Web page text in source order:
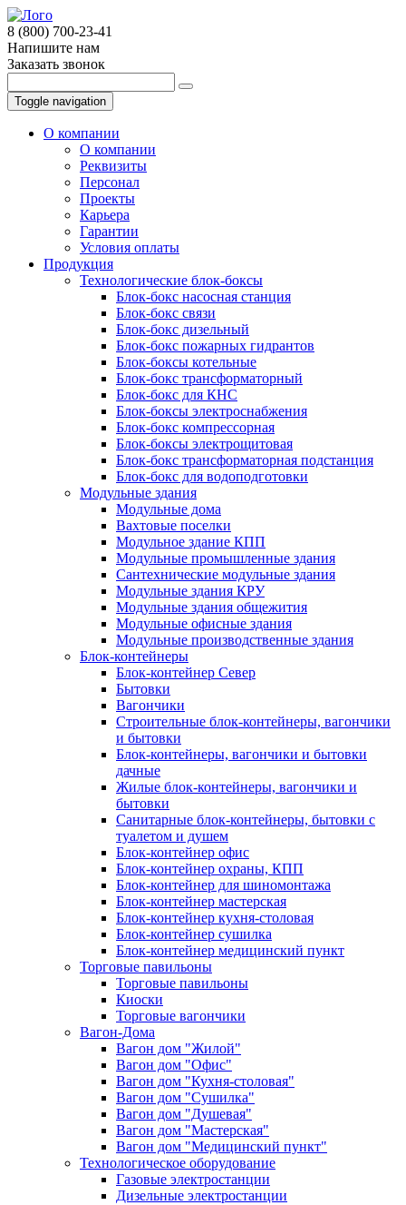
8 (800) 700-23-41
Напишите нам
Заказать звонок
Toggle navigation
О компании
О компании
Реквизиты
Персонал
Проекты
Карьера
Гарантии
Условия оплаты
Продукция
Технологические блок-боксы
Блок-бокс насосная станция
Блок-бокс связи
Блок-бокс дизельный
Блок-бокс пожарных гидрантов
Блок-боксы котельные
Блок-бокс трансформаторный
Блок-бокс для КНС
Блок-боксы электроснабжения
Блок-бокс компрессорная
Блок-боксы электрощитовая
Блок-бокс трансформаторная подстанция
Блок-бокс для водоподготовки
Модульные здания
Модульные дома
Вахтовые поселки
Модульное здание КПП
Модульные промышленные здания
Сантехнические модульные здания
Модульные здания КРУ
Модульные здания общежития
Модульные офисные здания
Модульные производственные здания
Блок-контейнеры
Блок-контейнер Север
Бытовки
Вагончики
Строительные блок-контейнеры, вагончики
и бытовки
Блок-контейнеры, вагончики и бытовки
дачные
Жилые блок-контейнеры, вагончики и
бытовки
Санитарные блок-контейнеры, бытовки с
туалетом и душем
Блок-контейнер офис
Блок-контейнер охраны, КПП
Блок-контейнер для шиномонтажа
Блок-контейнер мастерская
Блок-контейнер кухня-столовая
Блок-контейнер сушилка
Блок-контейнер медицинский пункт
Торговые павильоны
Торговые павильоны
Киоски
Торговые вагончики
Вагон-Дома
Вагон дом "Жилой"
Вагон дом "Офис"
Вагон дом "Кухня-столовая"
Вагон дом "Сушилка"
Вагон дом "Душевая"
Вагон дом "Мастерская"
Вагон дом "Медицинский пункт"
Технологическое оборудование
Газовые электростанции
Дизельные электростанции